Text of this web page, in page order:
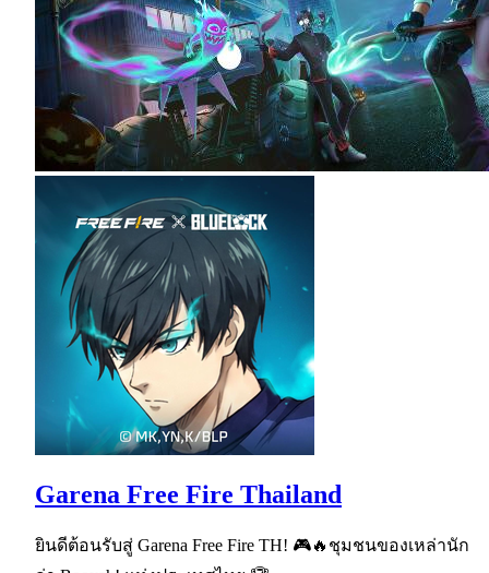
Garena Free Fire Thailand
ยินดีต้อนรับสู่ Garena Free Fire TH! 🎮🔥ชุมชนของเหล่านัก